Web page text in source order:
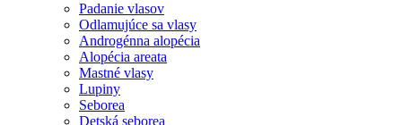
Padanie vlasov
Odlamujúce sa vlasy
Androgénna alopécia
Alopécia areata
Mastné vlasy
Lupiny
Seborea
Detská seborea